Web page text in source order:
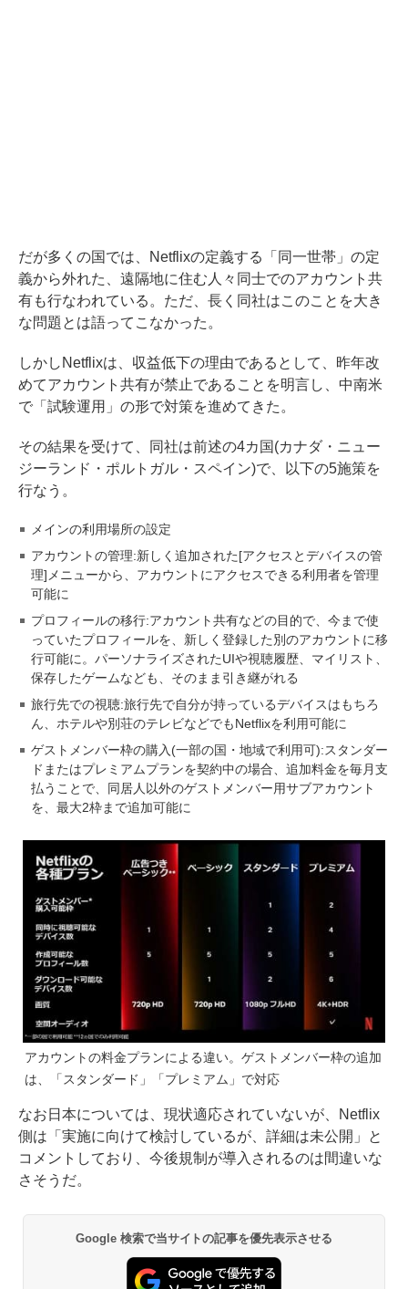
だが多くの国では、Netflixの定義する「同一世帯」の定
義から外れた、遠隔地に住む人々同士でのアカウント共
有も行なわれている。ただ、長く同社はこのことを大き
な問題とは語ってこなかった。
しかしNetflixは、収益低下の理由であるとして、昨年改
めてアカウント共有が禁止であることを明言し、中南米
で「試験運用」の形で対策を進めてきた。
その結果を受けて、同社は前述の4カ国(カナダ・ニュー
ジーランド・ポルトガル・スペイン)で、以下の5施策を
行なう。
メインの利用場所の設定
アカウントの管理:新しく追加された[アクセスとデバイスの管
理]メニューから、アカウントにアクセスできる利用者を管理
可能に
プロフィールの移行:アカウント共有などの目的で、今まで使
っていたプロフィールを、新しく登録した別のアカウントに移
行可能に。パーソナライズされたUIや視聴履歴、マイリスト、
保存したゲームなども、そのまま引き継がれる
旅行先での視聴:旅行先で自分が持っているデバイスはもちろ
ん、ホテルや別荘のテレビなどでもNetflixを利用可能に
ゲストメンバー枠の購入(一部の国・地域で利用可):スタンダー
ドまたはプレミアムプランを契約中の場合、追加料金を毎月支
払うことで、同居人以外のゲストメンバー用サブアカウント
を、最大2枠まで追加可能に
アカウントの料金プランによる違い。ゲストメンバー枠の追加
は、「スタンダード」「プレミアム」で対応
なお日本については、現状適応されていないが、Netflix
側は「実施に向けて検討しているが、詳細は未公開」と
コメントしており、今後規制が導入されるのは間違いな
さそうだ。
Google 検索で当サイトの記事を優先表示させる